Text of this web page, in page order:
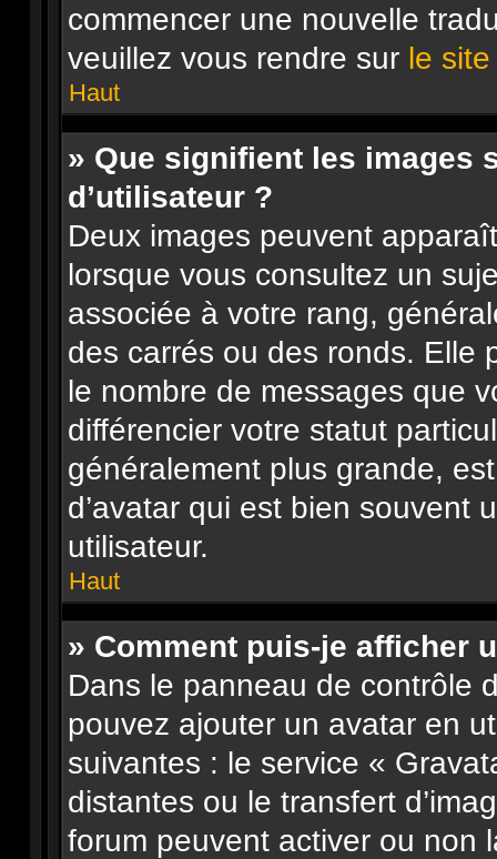
commencer une nouvelle
veuillez vous rendre sur le
Haut
» Que signifient les images
d’utilisateur ?
Deux images peuvent
lorsque vous consultez un
associée à votre rang,
des carrés ou des ronds. Elle
le nombre de messages que
différencier votre statut
généralement plus grande,
d’avatar qui est bien souvent
utilisateur.
Haut
» Comment puis-je afficher
Dans le panneau de contrôle
pouvez ajouter un avatar en
suivantes : le service «
distantes ou le transfert
forum peuvent activer ou non